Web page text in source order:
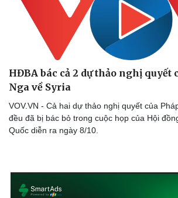
HĐBA bác cả 2 dự thảo nghị quyết
Nga về Syria
VOV.VN - Cả hai dự thảo nghị quyết của
đều đã bị bác bỏ trong cuộc họp của Hội
Quốc diễn ra ngày 8/10.